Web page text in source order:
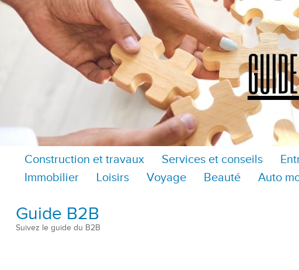
Construction et travaux Services et conseils
Immobilier
Loisirs Voyage Beauté Auto
Guide B2B
Suivez le guide du B2B